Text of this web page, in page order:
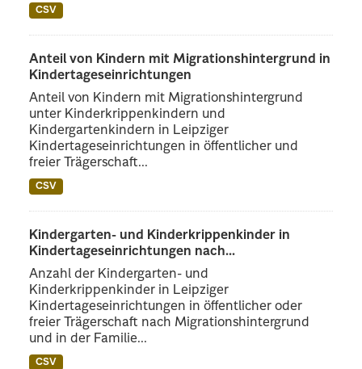
CSV
Anteil von Kindern mit Migrationshintergrund in
Kindertageseinrichtungen
Anteil von Kindern mit Migrationshintergrund
unter Kinderkrippenkindern und
Kindergartenkindern in Leipziger
Kindertageseinrichtungen in öffentlicher und
freier Trägerschaft...
CSV
Kindergarten- und Kinderkrippenkinder in
Kindertageseinrichtungen nach...
Anzahl der Kindergarten- und
Kinderkrippenkinder in Leipziger
Kindertageseinrichtungen in öffentlicher oder
freier Trägerschaft nach Migrationshintergrund
und in der Familie...
CSV